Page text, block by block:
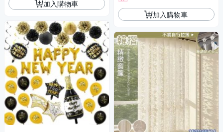
加入購物車
加入購物車